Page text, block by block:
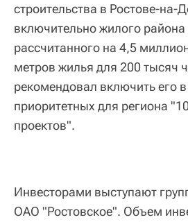
строительства в Ростове-на-
включительно жилого
рассчитанного на 4,5
метров жилья для 200 тысяч
рекомендовал включить его
приоритетных для региона
проектов".
Инвесторами выступают
ОАО "Ростовское". Объем